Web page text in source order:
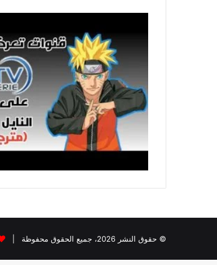
© حقوق النشر 2026، جميع الحقوق محفوظة |